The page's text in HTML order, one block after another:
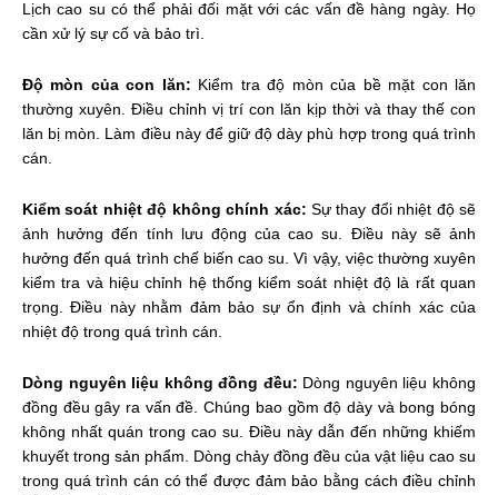
Lịch cao su có thể phải đối mặt với các vấn đề hàng ngày. Họ
cần xử lý sự cố và bảo trì.
Độ mòn của con lăn: Kiểm tra độ mòn của bề mặt con lăn
thường xuyên. Điều chỉnh vị trí con lăn kịp thời và thay thế con
lăn bị mòn. Làm điều này để giữ độ dày phù hợp trong quá trình
cán.
Kiểm soát nhiệt độ không chính xác: Sự thay đổi nhiệt độ sẽ
ảnh hưởng đến tính lưu động của cao su. Điều này sẽ ảnh
hưởng đến quá trình chế biến cao su. Vì vậy, việc thường xuyên
kiểm tra và hiệu chỉnh hệ thống kiểm soát nhiệt độ là rất quan
trọng. Điều này nhằm đảm bảo sự ổn định và chính xác của
nhiệt độ trong quá trình cán.
Dòng nguyên liệu không đồng đều: Dòng nguyên liệu không
đồng đều gây ra vấn đề. Chúng bao gồm độ dày và bong bóng
không nhất quán trong cao su. Điều này dẫn đến những khiếm
khuyết trong sản phẩm. Dòng chảy đồng đều của vật liệu cao su
trong quá trình cán có thể được đảm bảo bằng cách điều chỉnh